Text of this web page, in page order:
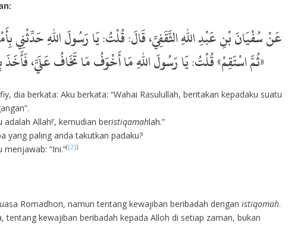
عَنْ سُفْيَانَ بْنِ عَبْدِ اللهِ الثَّقَفِيِّ، قَالَ: قُلْتُ: يَا رَسُولَ اللهِ حَدِّثْنِي
ثُمَّ اسْتَقِمْ» قُلْتُ: يَا رَسُولَ اللهِ مَا أَخْوَفُ مَا تَخَافُ عَلَيَّ، فَأَخَذَ بِلِسَانِ نَفْسِهِ، ثُمَّ قَالَ: «هَذَا»
dia berkata: Aku berkata: “Wahai Rasulullah, beritakan kepadaku suatu
adalah Allah!’, kemudian beristiqamahlah.”
yang paling anda takutkan padaku?
“Ini.”([2])
Romadhon, namun tentang kewajiban beribadah dengan istiqomah.
tentang kewajiban beribadah kepada Alloh di setiap zaman, bukan